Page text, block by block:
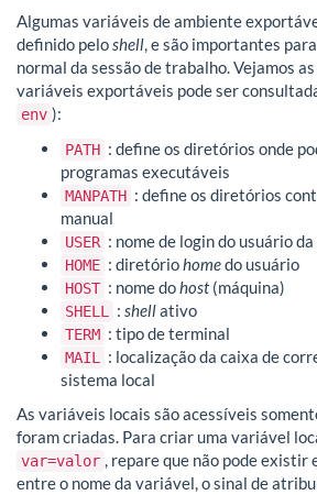
Algumas variáveis de ambiente
definido peloshell, e são importantes
normal da sessão de trabalho. Vejamos
variáveis exportáveis pode ser
env ):
PATH : define os diretórios onde
programas executáveis
MANPATH : define os diretórios
manual
USER : nome de login do usuário
HOME : diretóriohomedo usuário
HOST : nome dohost(máquina)
SHELL : shellativo
TERM : tipo de terminal
MAIL
: localização da caixa de
sistema local
As variáveis locais são acessíveis
foram criadas. Para criar uma variável
var=valor , repare que não pode existir
entre o nome da variável, o sinal de